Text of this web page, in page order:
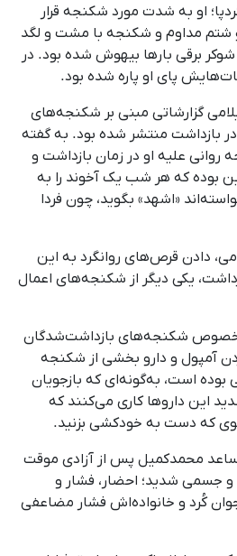
او به ‌شدت مورد شکنجه قرار
‌و شتم مداوم و شکنجه با مشت و لگد
برقی بارها بیهوش شده بود. در
پای او پاره شده بود.
گزارشاتی مبنی بر شکنجه‌های
۱۷سالگی و در بازداشت منتشر شده بود. به گفته
علیه او در زمان بازداشت و
بوده که هر شب یک آخوند را به
«اشهد» بگوید، چون فردا
دادن قرص‌های روانگرد به این
بازداشت، یکی دیگر از شکنجه‌های اعمال
در خصوص شکنجه‌های بازداشت‌شدگان
آمپول و دارو بخشی از شکنجه
بوده است، به‌گونه‌ای که بازجویان
این داروها کاری می‌کنند که
که دست به خودکشی بزنید.
محمدکمیل پس از آزادی موقت
جسمی شدید؛ احضار، فشار و
کُرد و خانواده‌اش فشار مضاعفی